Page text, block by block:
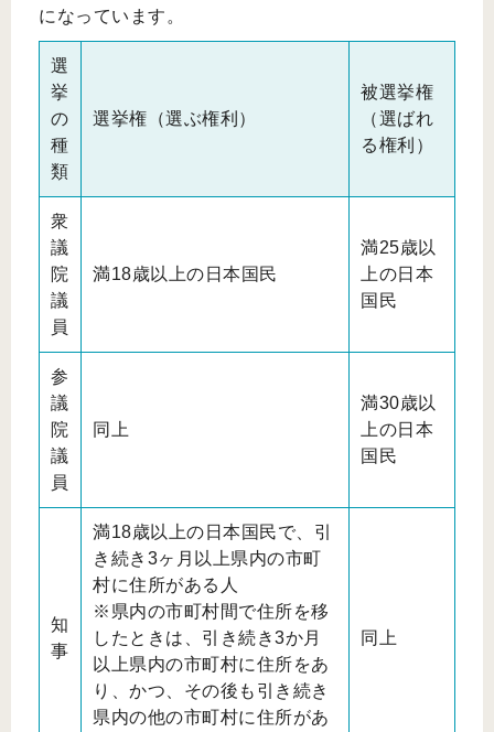
になっています。
選
挙
の
種
類
選挙権（選ぶ権利）
被選挙権
（選ばれ
る権利）
衆
議
院
議
員
満18歳以上の日本国民
満25歳以
上の日本
国民
参
議
院
議
員
同上
満30歳以
上の日本
国民
知
事
満18歳以上の日本国民で、引
き続き3ヶ月以上県内の市町
村に住所がある人
※県内の市町村間で住所を移
したときは、引き続き3か月
以上県内の市町村に住所をあ
り、かつ、その後も引き続き
県内の他の市町村に住所があ
同上